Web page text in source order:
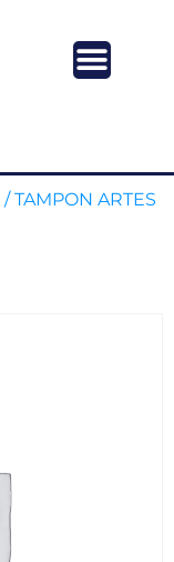
/ TAMPON ARTES